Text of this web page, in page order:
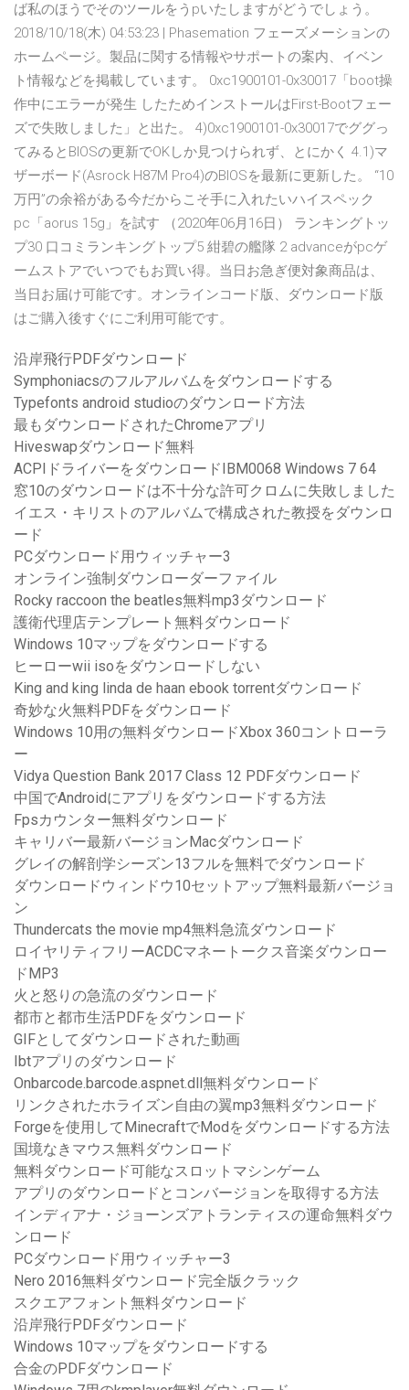
ば私のほうでそのツールをうpいたしますがどうでしょう。
2018/10/18(木) 04:53:23 | Phasemation フェーズメーションの
ホームページ。製品に関する情報やサポートの案内、イベン
ト情報などを掲載しています。 0xc1900101-0x30017「boot操
作中にエラーが発生 したためインストールはFirst-Bootフェー
ズで失敗しました」と出た。 4)0xc1900101-0x30017でググっ
てみるとBIOSの更新でOKしか見つけられず、とにかく 4.1)マ
ザーボード(Asrock H87M Pro4)のBIOSを最新に更新した。 “10
万円”の余裕がある今だからこそ手に入れたいハイスペック
pc「aorus 15g」を試す （2020年06月16日） ランキングトッ
プ30 口コミランキングトップ5 紺碧の艦隊 2 advanceがpcゲ
ームストアでいつでもお買い得。当日お急ぎ便対象商品は、
当日お届け可能です。オンラインコード版、ダウンロード版
はご購入後すぐにご利用可能です。
沿岸飛行PDFダウンロード
Symphoniacsのフルアルバムをダウンロードする
Typefonts android studioのダウンロード方法
最もダウンロードされたChromeアプリ
Hiveswapダウンロード無料
ACPIドライバーをダウンロードIBM0068 Windows 7 64
窓10のダウンロードは不十分な許可クロムに失敗しました
イエス・キリストのアルバムで構成された教授をダウンロ
ード
PCダウンロード用ウィッチャー3
オンライン強制ダウンローダーファイル
Rocky raccoon the beatles無料mp3ダウンロード
護衛代理店テンプレート無料ダウンロード
Windows 10マップをダウンロードする
ヒーローwii isoをダウンロードしない
King and king linda de haan ebook torrentダウンロード
奇妙な火無料PDFをダウンロード
Windows 10用の無料ダウンロードXbox 360コントローラ
ー
Vidya Question Bank 2017 Class 12 PDFダウンロード
中国でAndroidにアプリをダウンロードする方法
Fpsカウンター無料ダウンロード
キャリバー最新バージョンMacダウンロード
グレイの解剖学シーズン13フルを無料でダウンロード
ダウンロードウィンドウ10セットアップ無料最新バージョ
ン
Thundercats the movie mp4無料急流ダウンロード
ロイヤリティフリーACDCマネートークス音楽ダウンロー
ドMP3
火と怒りの急流のダウンロード
都市と都市生活PDFをダウンロード
GIFとしてダウンロードされた動画
Ibtアプリのダウンロード
Onbarcode.barcode.aspnet.dll無料ダウンロード
リンクされたホライズン自由の翼mp3無料ダウンロード
Forgeを使用してMinecraftでModをダウンロードする方法
国境なきマウス無料ダウンロード
無料ダウンロード可能なスロットマシンゲーム
アプリのダウンロードとコンバージョンを取得する方法
インディアナ・ジョーンズアトランティスの運命無料ダウ
ンロード
PCダウンロード用ウィッチャー3
Nero 2016無料ダウンロード完全版クラック
スクエアフォント無料ダウンロード
沿岸飛行PDFダウンロード
Windows 10マップをダウンロードする
合金のPDFダウンロード